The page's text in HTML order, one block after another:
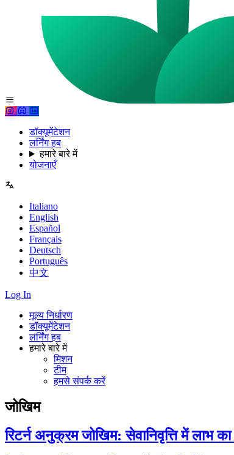
डॉक्यूमेंटेशन
लर्निंग हब
हमारे बारे में
योजनाएँ
Italiano
English
Español
Français
Deutsch
Português
中文
Log In
मूल्य निर्धारण
डॉक्यूमेंटेशन
लर्निंग हब
हमारे बारे में
मिशन
टीम
हमसे संपर्क करें
जोखिम
रिटर्न अनुक्रम जोखिम: सेवानिवृत्ति में लाभ